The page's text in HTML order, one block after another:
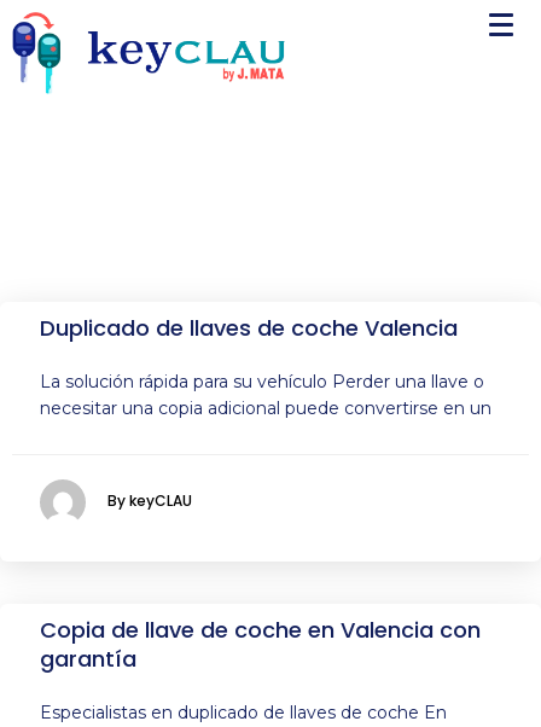
Duplicado de llaves de coche Valencia
La solución rápida para su vehículo Perder una llave o
necesitar una copia adicional puede convertirse en un
By keyCLAU
Copia de llave de coche en Valencia con
garantía
Especialistas en duplicado de llaves de coche En